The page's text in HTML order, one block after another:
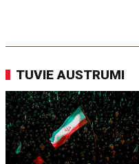
TUVIE AUSTRUMI